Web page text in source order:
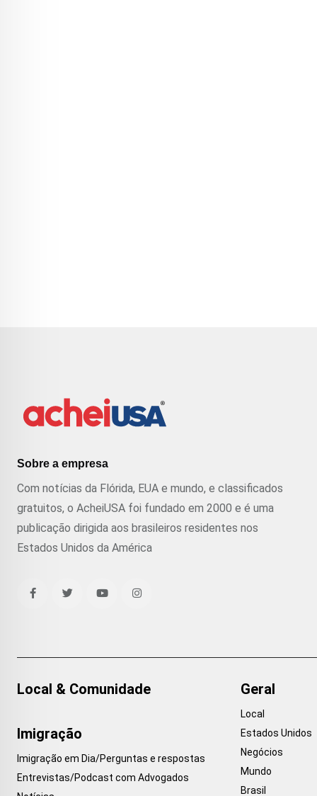
Sobre a empresa
Com notícias da Flórida, EUA e mundo, e classificados
gratuitos, o AcheiUSA foi fundado em 2000 e é uma
publicação dirigida aos brasileiros residentes nos
Estados Unidos da América
Local & Comunidade
Imigração
Imigração em Dia/Perguntas e respostas
Entrevistas/Podcast com Advogados
Geral
Local
Estados Unidos
Negócios
Mundo
Brasil